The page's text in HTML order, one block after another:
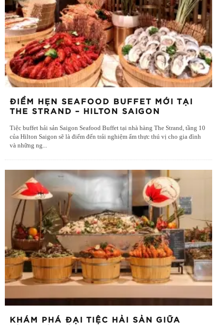
ĐIỂM HẸN SEAFOOD BUFFET MỚI TẠI
THE STRAND – HILTON SAIGON
Tiệc buffet hải sản Saigon Seafood Buffet tại nhà hàng The Strand, tầng 10
của Hilton Saigon sẽ là điểm đến trải nghiệm ẩm thực thú vị cho gia đình
và những ng...
KHÁM PHÁ ĐẠI TIỆC HẢI SẢN GIỮA